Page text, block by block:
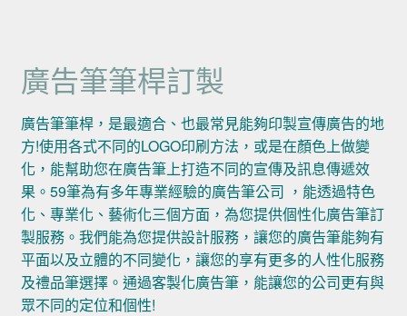
廣告筆筆桿訂製
廣告筆筆桿，是最適合、也最常見能夠印製宣傳廣告的地
方!使用各式不同的LOGO印刷方法，或是在顏色上做變
化，能幫助您在廣告筆上打造不同的宣傳及訊息傳遞效
果。59筆為有多年專業經驗的廣告筆公司 ，能透過特色
化、專業化、藝術化三個方面，為您提供個性化廣告筆訂
製服務。我們能為您提供設計服務，讓您的廣告筆能夠有
平面以及立體的不同變化，讓您的享有更多的人性化服務
及禮品筆選擇。通過客製化廣告筆，能讓您的公司更有與
眾不同的定位和個性!